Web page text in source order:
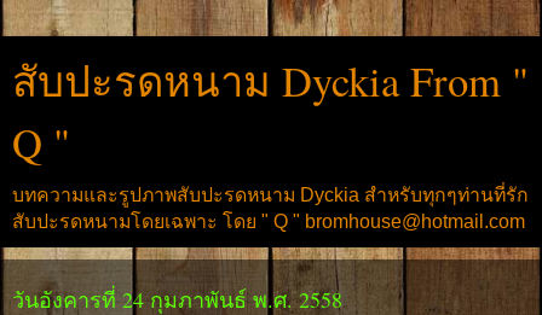
สับปะรดหนาม Dyckia From "
Q "
บทความและรูปภาพสับปะรดหนาม Dyckia สำหรับทุกๆท่านที่รัก
สับปะรดหนามโดยเฉพาะ โดย " Q " bromhouse@hotmail.com
วันอังคารที่ 24 กุมภาพันธ์ พ.ศ. 2558